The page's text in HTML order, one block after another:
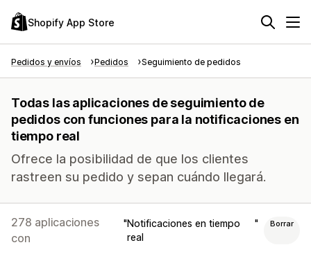
Shopify App Store
Pedidos y envíos Pedidos Seguimiento de pedidos
Todas las aplicaciones de seguimiento de
pedidos con funciones para la notificaciones en
tiempo real
Ofrece la posibilidad de que los clientes
rastreen su pedido y sepan cuándo llegará.
278 aplicaciones
con
Notificaciones en tiempo
real
Borrar